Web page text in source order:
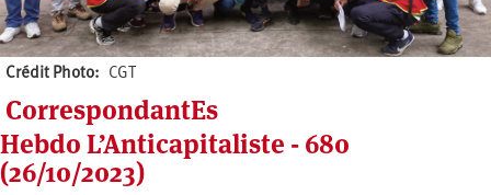
Crédit Photo CGT
CorrespondantEs
Hebdo L’Anticapitaliste - 680
(26/10/2023)